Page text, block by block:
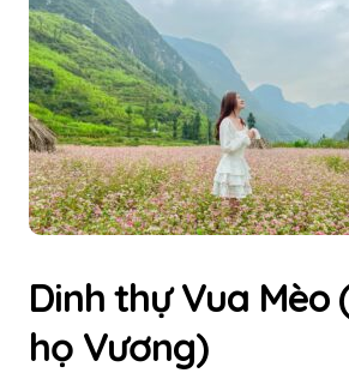
Dinh thự Vua Mèo
họ Vương)